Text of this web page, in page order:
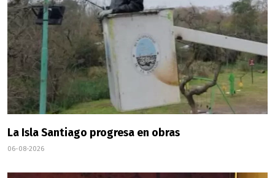
La Isla Santiago progresa en obras
06-08-2026